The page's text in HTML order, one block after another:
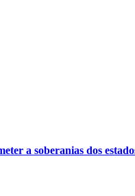
a soberanias dos